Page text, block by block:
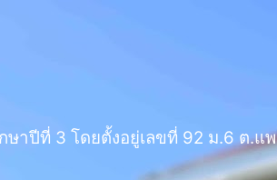
าปีที่ 3 โดยตั้งอยู่เลขที่ 92 ม.6 ต.แพ